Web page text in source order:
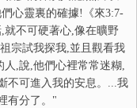
心靈裏的確據!《來3:7-
不可硬著心,像在曠野
宗試我探我,並且觀看我
人,說,他們心裡常常迷糊,
不可進入我的安息。...我
有分了。"